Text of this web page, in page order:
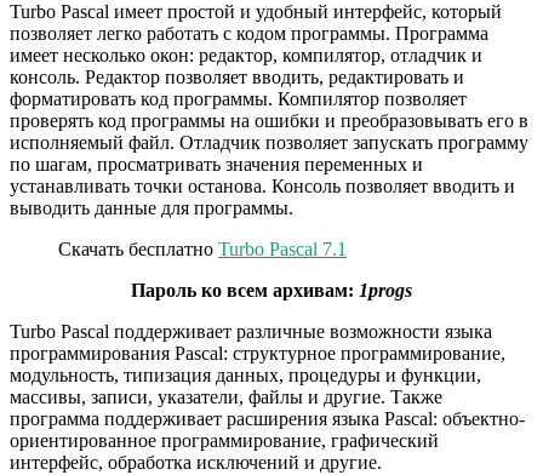
Turbo Pascal имеет простой и удобный интерфейс, который
позволяет легко работать с кодом программы. Программа
имеет несколько окон: редактор, компилятор, отладчик и
консоль. Редактор позволяет вводить, редактировать и
форматировать код программы. Компилятор позволяет
проверять код программы на ошибки и преобразовывать его в
исполняемый файл. Отладчик позволяет запускать программу
по шагам, просматривать значения переменных и
устанавливать точки останова. Консоль позволяет вводить и
выводить данные для программы.
Скачать бесплатно Turbo Pascal 7.1
Пароль ко всем архивам: 1progs
Turbo Pascal поддерживает различные возможности языка
программирования Pascal: структурное программирование,
модульность, типизация данных, процедуры и функции,
массивы, записи, указатели, файлы и другие. Также
программа поддерживает расширения языка Pascal: объектно-
ориентированное программирование, графический
интерфейс, обработка исключений и другие.